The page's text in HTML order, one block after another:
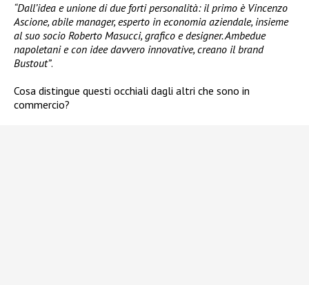
“Dall’idea e unione di due forti personalità: il primo è Vincenzo
Ascione, abile manager, esperto in economia aziendale, insieme
al suo socio Roberto Masucci, grafico e designer. Ambedue
napoletani e con idee davvero innovative, creano il brand
Bustout”.
Cosa distingue questi occhiali dagli altri che sono in
commercio?